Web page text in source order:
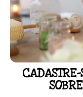
Resultado na
Conheça
LOJA